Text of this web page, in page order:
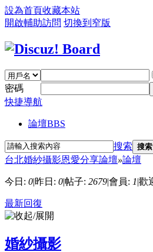
設為首頁收藏本站
開啟輔助訪問 切換到窄版
密碼
快捷導航
論壇BBS
搜索 搜索
台北婚紗攝影恩愛分享論壇»論壇
今日: 0|昨日: 0|帖子: 2679|會員: 1|歡
最新回復
婚紗攝影